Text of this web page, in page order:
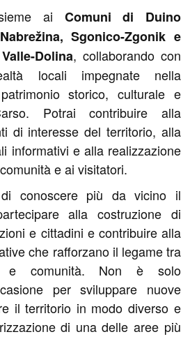
ai Comuni di Duino
Sgonico-Zgonik e
Dolina, collaborando con
locali impegnate nella
storico, culturale e
Potrai contribuire alla
di interesse del territorio, alla
informativi e alla realizzazione
e ai visitatori.
di conoscere più da vicino il
alla costruzione di
e cittadini e contribuire alla
che rafforzano il legame tra
e comunità. Non è solo
per sviluppare nuove
il territorio in modo diverso e
di una delle aree più